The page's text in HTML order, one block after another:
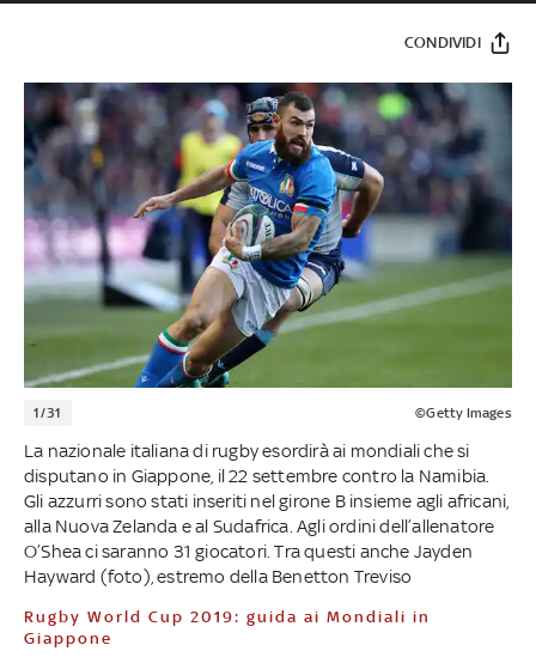
CONDIVIDI
1/31 ©Getty Images
La nazionale italiana di rugby esordirà ai mondiali che si
disputano in Giappone, il 22 settembre contro la Namibia.
Gli azzurri sono stati inseriti nel girone B insieme agli africani,
alla Nuova Zelanda e al Sudafrica. Agli ordini dell’allenatore
O’Shea ci saranno 31 giocatori. Tra questi anche Jayden
Hayward (foto), estremo della Benetton Treviso
Rugby World Cup 2019: guida ai Mondiali in
Giappone